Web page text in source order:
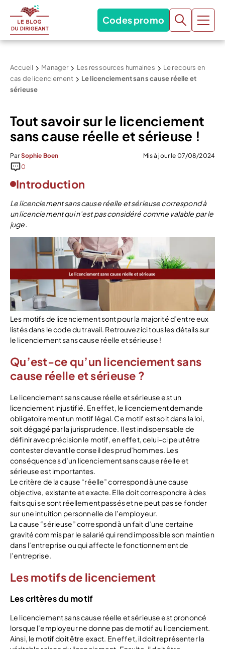
Codes promo
Accueil Manager Les ressources humaines
Le recours en
cas de licenciement
Le licenciement sans cause réelle et
sérieuse
Tout savoir sur le licenciement
sans cause réelle et sérieuse !
Par Sophie Boen
Mis à jour le 07/08/2024
0
Introduction
Le licenciement sans cause réelle et sérieuse correspond à
un licenciement qui n’est pas considéré comme valable par le
juge.
Les motifs de licenciement sont pour la majorité d’entre eux
listés dans le code du travail. Retrouvez ici tous les détails sur
le licenciement sans cause réelle et sérieuse !
Qu’est-ce qu’un licenciement sans
cause réelle et sérieuse ?
Le licenciement sans cause réelle et sérieuse est un
licenciement injustifié. En effet, le licenciement demande
obligatoirement un motif légal. Ce motif est soit dans la loi,
soit dégagé par la jurisprudence. Il est indispensable de
définir avec précision le motif, en effet, celui-ci peut être
contester devant le conseil des prud’hommes. Les
conséquences d’un licenciement sans cause réelle et
sérieuse est importantes.
Le critère de la cause “réelle” correspond à une cause
objective, existante et exacte. Elle doit correspondre à des
faits qui se sont réellement passés et ne peut pas se fonder
sur une intuition personnelle de l’employeur.
La cause “sérieuse” correspond à un fait d’une certaine
gravité commis par le salarié qui rend impossible son maintien
dans l’entreprise ou qui affecte le fonctionnement de
l’entreprise.
Les motifs de licenciement
Les critères du motif
Le licenciement sans cause réelle et sérieuse est prononcé
lorsque l’employeur ne donne pas de motif au licenciement.
Ainsi, le motif doit être exact. En effet, il doit représenter la